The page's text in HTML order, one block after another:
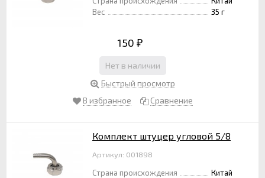
Вес
35 г
150 ₽
Нет в наличии
Быстрый просмотр
В избранное
Сравнение
Комплект штуцер угловой 5/8
Артикул: 001898
Страна происхождения
Китай